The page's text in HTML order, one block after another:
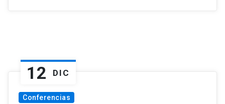
12 DIC
Conferencias